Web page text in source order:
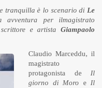
tranquilla è lo scenario di Le
avventura per ilmagistrato
e artista Giampaolo
Claudio Marceddu, il
magistrato
protagonista de Il
giorno di Moro e Il